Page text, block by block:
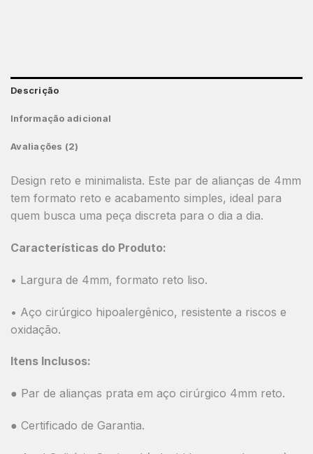
Descrição
Informação adicional
Avaliações (2)
Design reto e minimalista. Este par de alianças de 4mm
tem formato reto e acabamento simples, ideal para
quem busca uma peça discreta para o dia a dia.
Características do Produto:
• Largura de 4mm, formato reto liso.
• Aço cirúrgico hipoalergênico, resistente a riscos e
oxidação.
Itens Inclusos:
● Par de alianças prata em aço cirúrgico 4mm reto.
● Certificado de Garantia.